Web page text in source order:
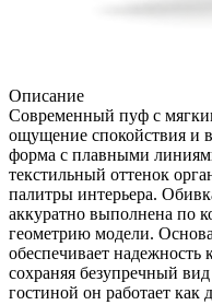
Описание
Современный пуф с
ощущение спокойствия и
форма с плавными
текстильный оттенок
палитры интерьера.
аккуратно выполнена по
геометрию модели.
обеспечивает надежность
сохраняя безупречный
гостиной он работает как